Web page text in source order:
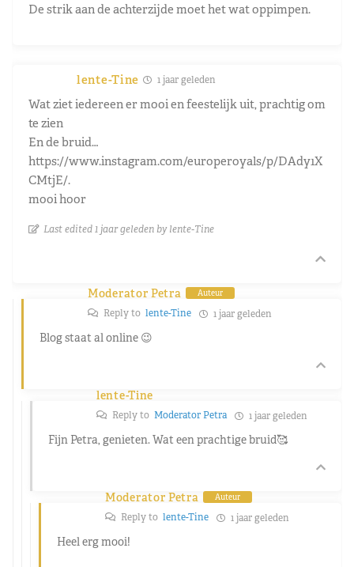
De strik aan de achterzijde moet het wat oppimpen.
lente-Tine 1 jaar geleden
Wat ziet iedereen er mooi en feestelijk uit, prachtig om
te zien
En de bruid…
https://www.instagram.com/europeroyals/p/DAdy1X
CMtjE/.
mooi hoor
Last edited 1 jaar geleden by lente-Tine
Moderator Petra Auteur
Reply to lente-Tine 1 jaar geleden
Blog staat al online 😉
lente-Tine
Reply to Moderator Petra 1 jaar geleden
Fijn Petra, genieten. Wat een prachtige bruid🥰
Moderator Petra Auteur
Reply to lente-Tine 1 jaar geleden
Heel erg mooi!